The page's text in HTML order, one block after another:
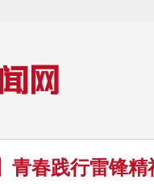
青春践行雷锋